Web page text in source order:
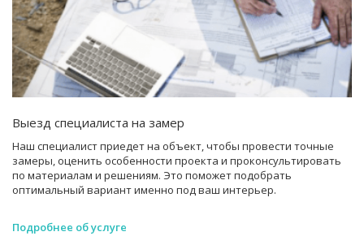
Выезд специалиста на замер
Наш специалист приедет на объект, чтобы провести точные
замеры, оценить особенности проекта и проконсультировать
по материалам и решениям. Это поможет подобрать
оптимальный вариант именно под ваш интерьер.
Подробнее об услуге